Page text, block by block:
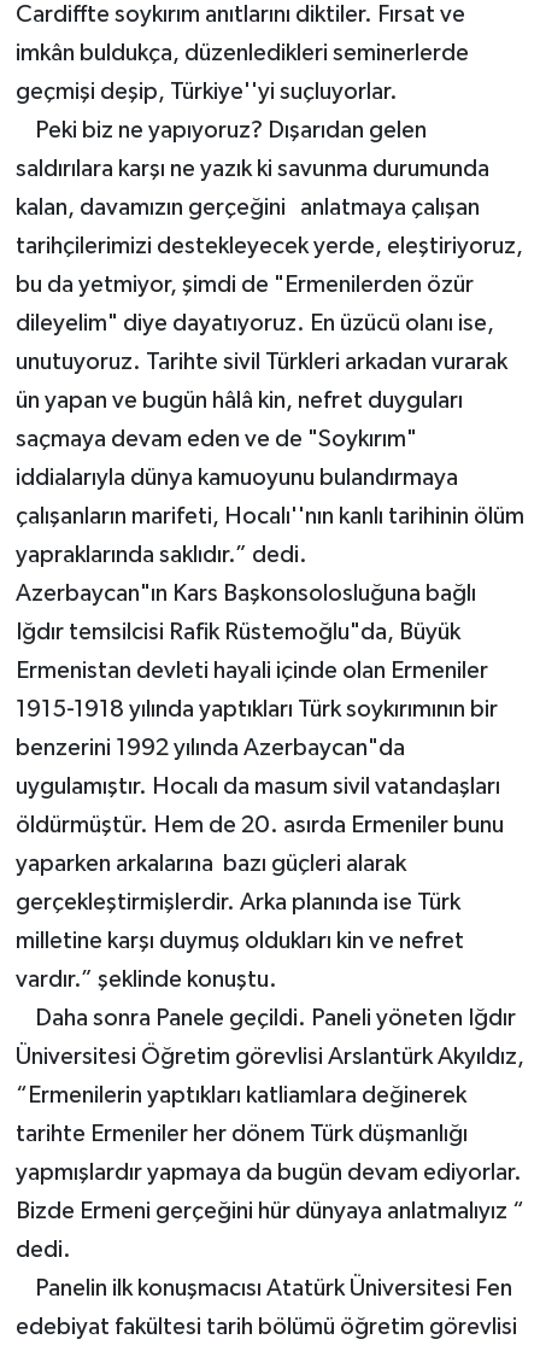
Cardiffte soykırım anıtlarını diktiler. Fırsat ve
imkân buldukça, düzenledikleri seminerlerde
geçmişi deşip, Türkiye''yi suçluyorlar.
Peki biz ne yapıyoruz? Dışarıdan gelen
saldırılara karşı ne yazık ki savunma durumunda
kalan, davamızın gerçeğini anlatmaya çalışan
tarihçilerimizi destekleyecek yerde, eleştiriyoruz,
bu da yetmiyor, şimdi de "Ermenilerden özür
dileyelim" diye dayatıyoruz. En üzücü olanı ise,
unutuyoruz. Tarihte sivil Türkleri arkadan vurarak
ün yapan ve bugün hâlâ kin, nefret duyguları
saçmaya devam eden ve de "Soykırım"
iddialarıyla dünya kamuoyunu bulandırmaya
çalışanların marifeti, Hocalı''nın kanlı tarihinin ölüm
yapraklarında saklıdır.” dedi.
Azerbaycan"ın Kars Başkonsolosluğuna bağlı
Iğdır temsilcisi Rafik Rüstemoğlu"da, Büyük
Ermenistan devleti hayali içinde olan Ermeniler
1915-1918 yılında yaptıkları Türk soykırımının bir
benzerini 1992 yılında Azerbaycan"da
uygulamıştır. Hocalı da masum sivil vatandaşları
öldürmüştür. Hem de 20. asırda Ermeniler bunu
yaparken arkalarına bazı güçleri alarak
gerçekleştirmişlerdir. Arka planında ise Türk
milletine karşı duymuş oldukları kin ve nefret
vardır.” şeklinde konuştu.
Daha sonra Panele geçildi. Paneli yöneten Iğdır
Üniversitesi Öğretim görevlisi Arslantürk Akyıldız,
“Ermenilerin yaptıkları katliamlara değinerek
tarihte Ermeniler her dönem Türk düşmanlığı
yapmışlardır yapmaya da bugün devam ediyorlar.
Bizde Ermeni gerçeğini hür dünyaya anlatmalıyız “
dedi.
Panelin ilk konuşmacısı Atatürk Üniversitesi Fen
edebiyat fakültesi tarih bölümü öğretim görevlisi